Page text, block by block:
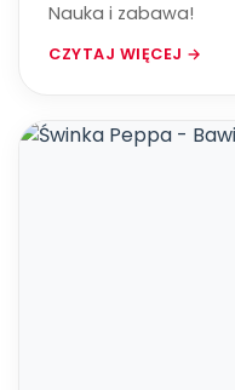
Nauka i zabawa!
CZYTAJ WIĘCEJ →